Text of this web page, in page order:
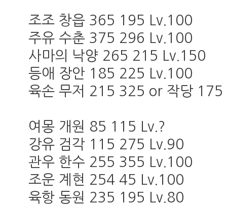
조조 창읍 365 195 Lv.100
주유 수춘 375 296 Lv.100
사마의 낙양 265 215 Lv.150
등애 장안 185 225 Lv.100
육손 무저 215 325 or 작당
여몽 개원 85 115 Lv.?
강유 검각 115 275 Lv.90
관우 한수 255 355 Lv.100
조운 계현 254 45 Lv.100
육항 동원 235 195 Lv.80